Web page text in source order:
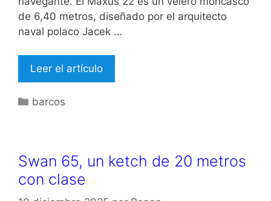
de 6,40 metros, diseñado por el arquitecto
naval polaco Jacek …
Leer el artículo
Categorías
barcos
Swan 65, un ketch de 20 metros
con clase